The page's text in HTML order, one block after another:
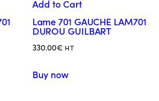
Add to Cart
Lame 701 GAUCHE LAM701
DUROU GUILBART
330.00€ HT
Buy now